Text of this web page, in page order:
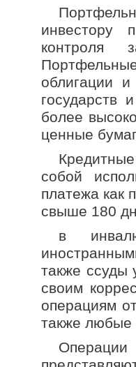
инвестору
контроля
облигации
государств
более
ценные
собой
платежа как
свыше 180
в
также ссуды
своим
операциям
также любые